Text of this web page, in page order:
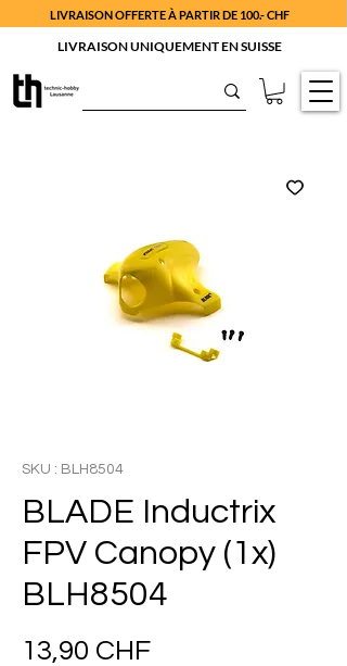
LIVRAISON OFFERTE À PARTIR DE 100.- CHF
LIVRAISON UNIQUEMENT EN SUISSE
SKU : BLH8504
BLADE Inductrix
FPV Canopy (1x)
BLH8504
13,90 CHFPrix